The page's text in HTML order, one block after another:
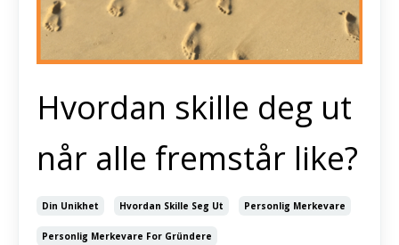
Hvordan skille deg ut
når alle fremstår like?
Din Unikhet Hvordan Skille Seg Ut Personlig Merkevare
Personlig Merkevare For Gründere